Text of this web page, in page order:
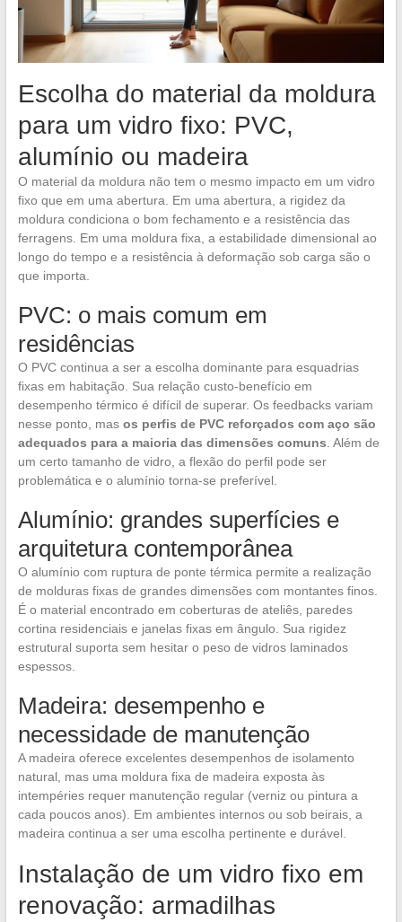
Escolha do material da moldura
para um vidro fixo: PVC,
alumínio ou madeira
O material da moldura não tem o mesmo impacto em um vidro
fixo que em uma abertura. Em uma abertura, a rigidez da
moldura condiciona o bom fechamento e a resistência das
ferragens. Em uma moldura fixa, a estabilidade dimensional ao
longo do tempo e a resistência à deformação sob carga são o
que importa.
PVC: o mais comum em
residências
O PVC continua a ser a escolha dominante para esquadrias
fixas em habitação. Sua relação custo-benefício em
desempenho térmico é difícil de superar. Os feedbacks variam
nesse ponto, mas os perfis de PVC reforçados com aço são
adequados para a maioria das dimensões comuns. Além de
um certo tamanho de vidro, a flexão do perfil pode ser
problemática e o alumínio torna-se preferível.
Alumínio: grandes superfícies e
arquitetura contemporânea
O alumínio com ruptura de ponte térmica permite a realização
de molduras fixas de grandes dimensões com montantes finos.
É o material encontrado em coberturas de ateliês, paredes
cortina residenciais e janelas fixas em ângulo. Sua rigidez
estrutural suporta sem hesitar o peso de vidros laminados
espessos.
Madeira: desempenho e
necessidade de manutenção
A madeira oferece excelentes desempenhos de isolamento
natural, mas uma moldura fixa de madeira exposta às
intempéries requer manutenção regular (verniz ou pintura a
cada poucos anos). Em ambientes internos ou sob beirais, a
madeira continua a ser uma escolha pertinente e durável.
Instalação de um vidro fixo em
renovação: armadilhas